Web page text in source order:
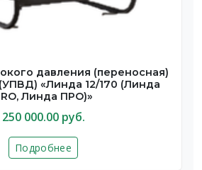
давления (переносная)
«Линда 12/170 (Линда
Линда ПРО)»
250 000.00 руб.
Подробнее